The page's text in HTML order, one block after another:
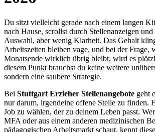
Du sitzt vielleicht gerade nach einem langen
nach Hause, scrollst durch Stellenanzeigen
Auswahl, aber wenig Klarheit. Das Gehalt
Arbeitszeiten bleiben vage, und bei der Frage,
Monatsende wirklich übrig bleibt, wird es
diesem Punkt brauchst du keine weitere
sondern eine saubere Strategie.
Bei Stuttgart Erzieher Stellenangebote geht
nur darum, irgendeine offene Stelle zu finden.
Job zu wählen, der zu deinem Leben passt.
MFA oder aus einem anderen medizinischen
pädagogischen Arbeitsmarkt schaut, kennt